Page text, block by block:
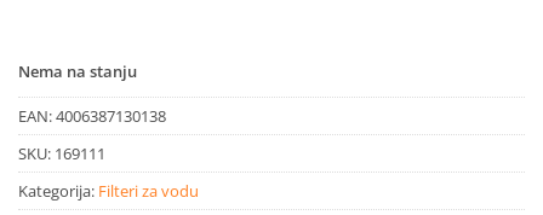
Nema na stanju
EAN:4006387130138
SKU: 169111
Kategorija: Filteri za vodu